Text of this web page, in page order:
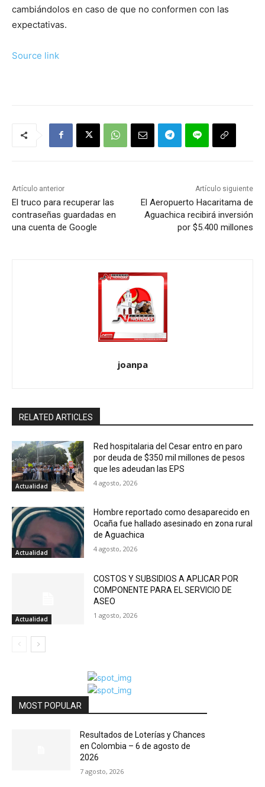
cambiándolos en caso de que no conformen con las
expectativas.
Source link
Artículo anterior
El truco para recuperar las
contraseñas guardadas en
una cuenta de Google
Artículo siguiente
El Aeropuerto Hacaritama de
Aguachica recibirá inversión
por $5.400 millones
joanpa
RELATED ARTICLES
Actualidad
Red hospitalaria del Cesar entro en paro
por deuda de $350 mil millones de pesos
que les adeudan las EPS
4 agosto, 2026
Actualidad
Hombre reportado como desaparecido en
Ocaña fue hallado asesinado en zona rural
de Aguachica
4 agosto, 2026
Actualidad
COSTOS Y SUBSIDIOS A APLICAR POR
COMPONENTE PARA EL SERVICIO DE
ASEO
1 agosto, 2026
MOST POPULAR
Resultados de Loterías y Chances
en Colombia – 6 de agosto de
2026
7 agosto, 2026